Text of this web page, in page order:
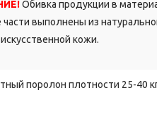
Обивка продукции в
выполнены из
кожи.
поролон плотности 25-40